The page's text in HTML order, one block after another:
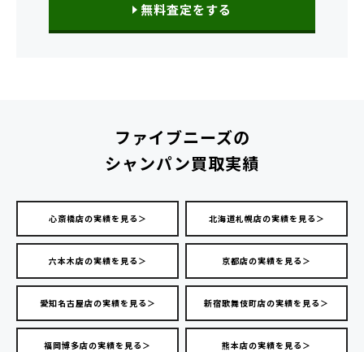
無料査定をする
ファイブニーズの
シャンパン買取実績
心斎橋店の実績を見る＞ 北海道札幌店の実績を見る＞
六本木店の実績を見る＞ 京都店の実績を見る＞
愛知名古屋店の実績を見る＞ 新宿歌舞伎町店の実績を見る＞
福岡博多店の実績を見る＞ 熊本店の実績を見る＞